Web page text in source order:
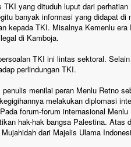
TKI yang dituduh luput dari
banyak informasi yang didapat
kepada TKI. Misalnya Kemenlu
di Kamboja.
TKI ini lintas sektoral.
perlindungan TKI.
menilai peran Menlu Retno
melakukan diplomasi
forum-forum internasional
hak-hak bangsa Palestina. Atas
dari Majelis Ulama